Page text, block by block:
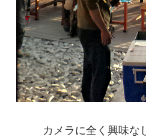
カメラに全く興味な